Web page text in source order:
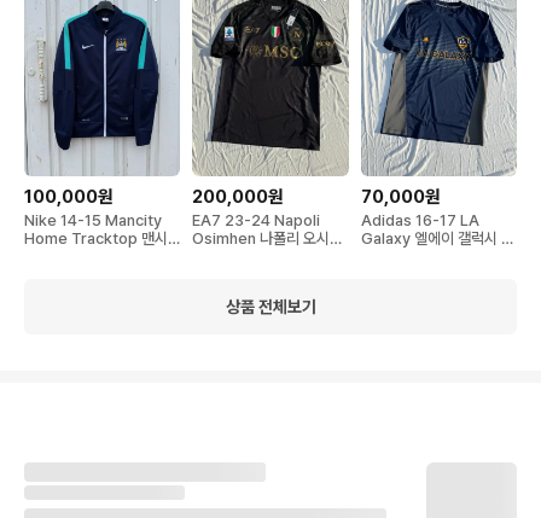
100,000원
Nike 14-15 Mancity
Home Tracktop 맨시
200,000원
EA7 23-24 Napoli
Osimhen 나폴리 오시멘
70,000원
Adidas 16-17 LA
Galaxy 엘에이 갤럭시 노
상품 전체보기